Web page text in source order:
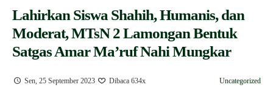
Ekstrakurikuler Madrasah
Prestasi Madrasah
KURIKULUM
RDM
Struktur Organisasi Madrasah
Lahirkan Siswa Shahih, Humanis, dan
Moderat, MTsN 2 Lamongan Bentuk
Satgas Amar Ma’ruf Nahi Mungkar
Sen, 25 September 2023 Dibaca 634x Uncategorized